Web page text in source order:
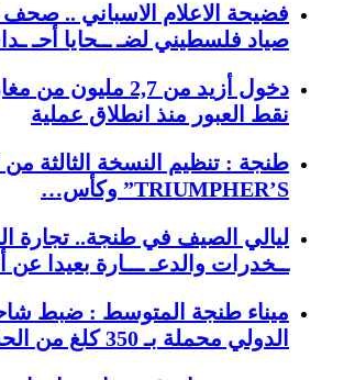
فضيحة الاعلام الاسباني ..
صياد فلسطيني لضـ ــحايا أحـ
دخول أزيد من 2,7
نقط العبور منذ انطلاق عملية
TRIUMPHER’S” وكأس…
ليالي الصيف في طنجة.. تجارة
ــخدرات والدعـ ـــارة بعيدا
ميناء طنجة المتوسط : ضبط
الدولي محملة بـ 350 كلغ من الحشـ ـيش